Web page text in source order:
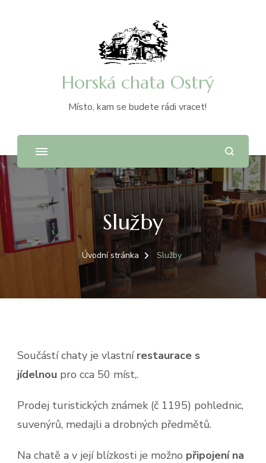
Horská chata Ostrý
Místo, kam se budete rádi vracet!
Služby
Úvodní stránka Služby
Součástí chaty je vlastní restaurace s
jídelnou pro cca 50 míst,.
Prodej turistických známek (č 1195) pohlednic,
suvenýrů, medajli a drobných předmětů.
Na chatě a v její blízkosti je možno připojení na